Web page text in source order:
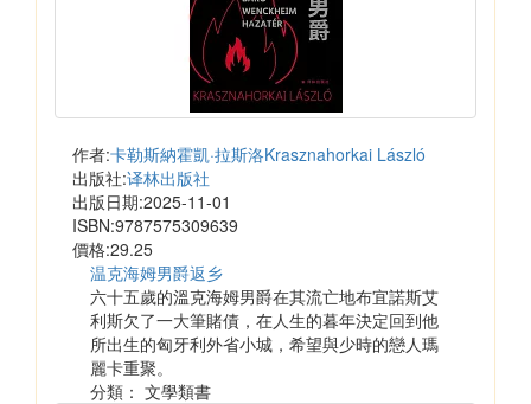
作者:卡勒斯納霍凱·拉斯洛Krasznahorkai László
出版社:译林出版社
出版日期:2025-11-01
ISBN:9787575309639
價格:29.25
温克海姆男爵返乡
六十五歲的溫克海姆男爵在其流亡地布宜諾斯艾
利斯欠了一大筆賭債，在人生的暮年決定回到他
所出生的匈牙利外省小城，希望與少時的戀人瑪
麗卡重聚。
分類： 文學類書